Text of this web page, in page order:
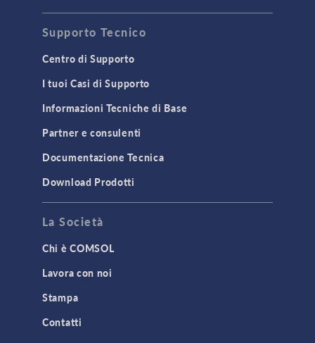
Supporto Tecnico
Centro di Supporto
I tuoi Casi di Supporto
Informazioni Tecniche di Base
Partner e consulenti
Documentazione Tecnica
Download Prodotti
La Società
Chi è COMSOL
Lavora con noi
Stampa
Contatti